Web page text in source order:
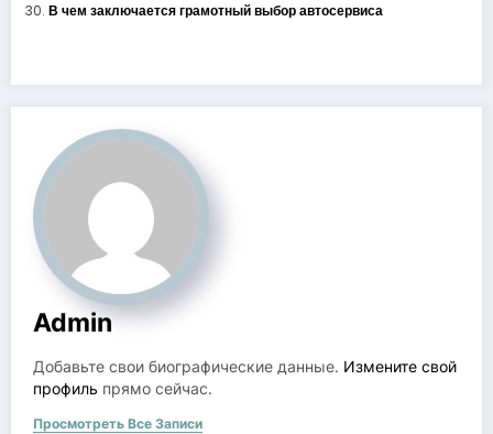
В чем заключается грамотный выбор автосервиса
Admin
Добавьте свои биографические данные. Измените свой
профиль прямо сейчас.
Просмотреть Все Записи